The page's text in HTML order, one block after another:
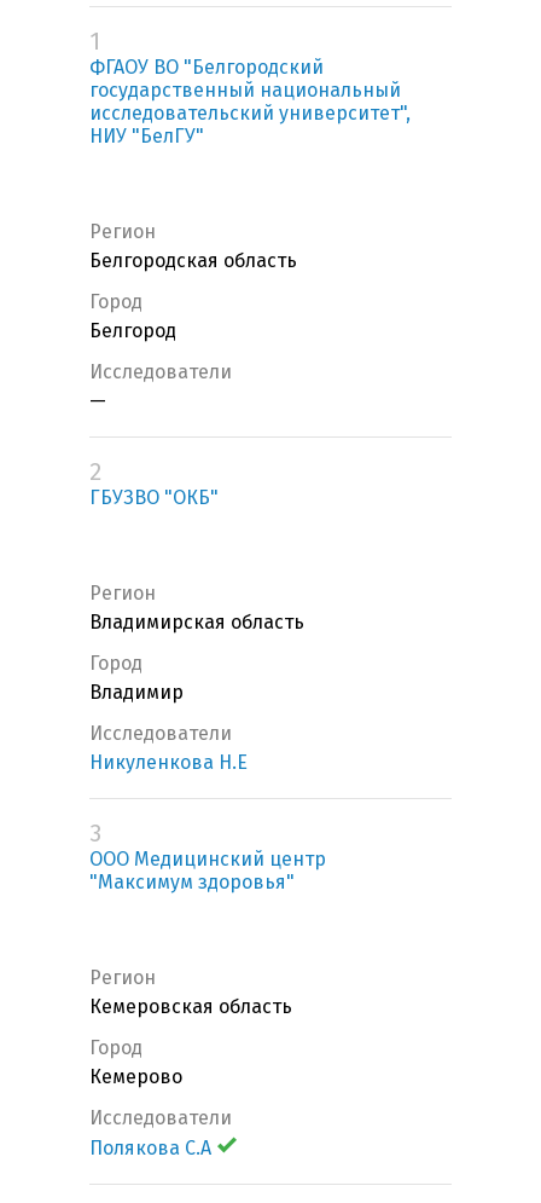
1
ФГАОУ ВО "Белгородский
государственный национальный
исследовательский университет",
НИУ "БелГУ"
Регион
Белгородская область
Город
Белгород
Исследователи
—
2
ГБУЗВО "ОКБ"
Регион
Владимирская область
Город
Владимир
Исследователи
Никуленкова Н.Е
3
ООО Медицинский центр
"Максимум здоровья"
Регион
Кемеровская область
Город
Кемерово
Исследователи
Полякова С.А